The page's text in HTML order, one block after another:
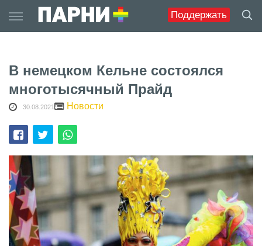
Поддержать
to
content
В немецком Кельне состоялся
многотысячный Прайд
30.08.2021 Новости